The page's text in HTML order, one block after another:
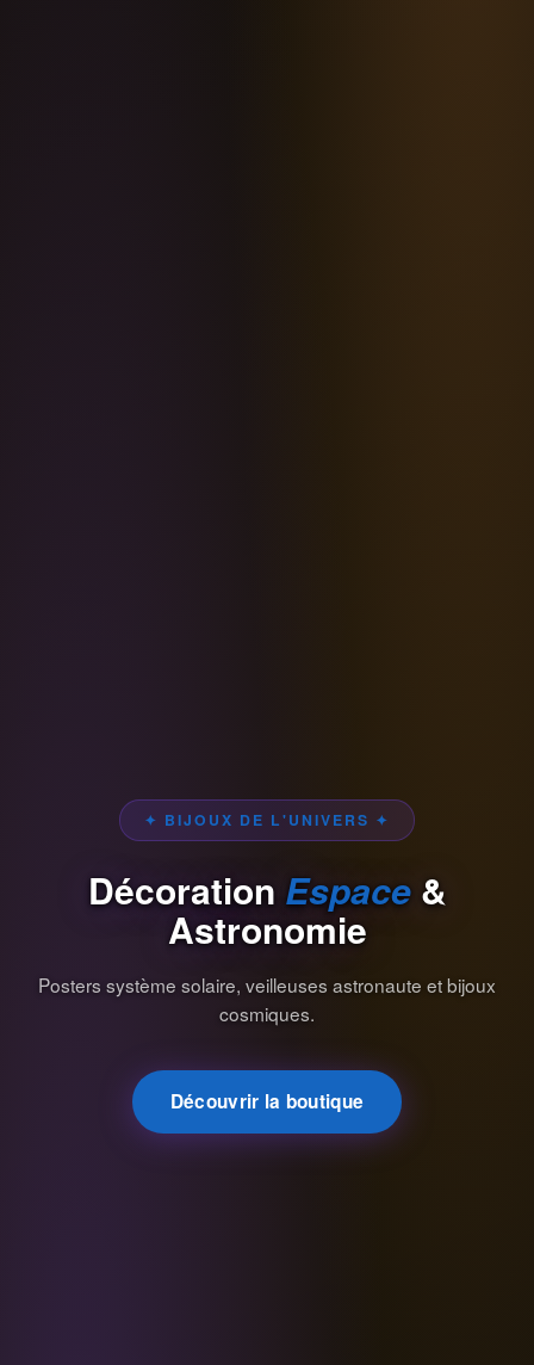
✦ BIJOUX DE L'UNIVERS ✦
Décoration Espace&
Astronomie
Posters système solaire, veilleuses astronaute et bijoux
cosmiques.
Découvrir la boutique